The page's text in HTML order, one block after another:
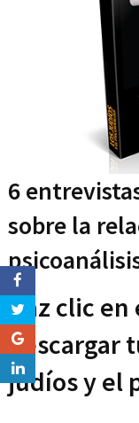
6
sobre la
Haz clic
descargar
judíos y el